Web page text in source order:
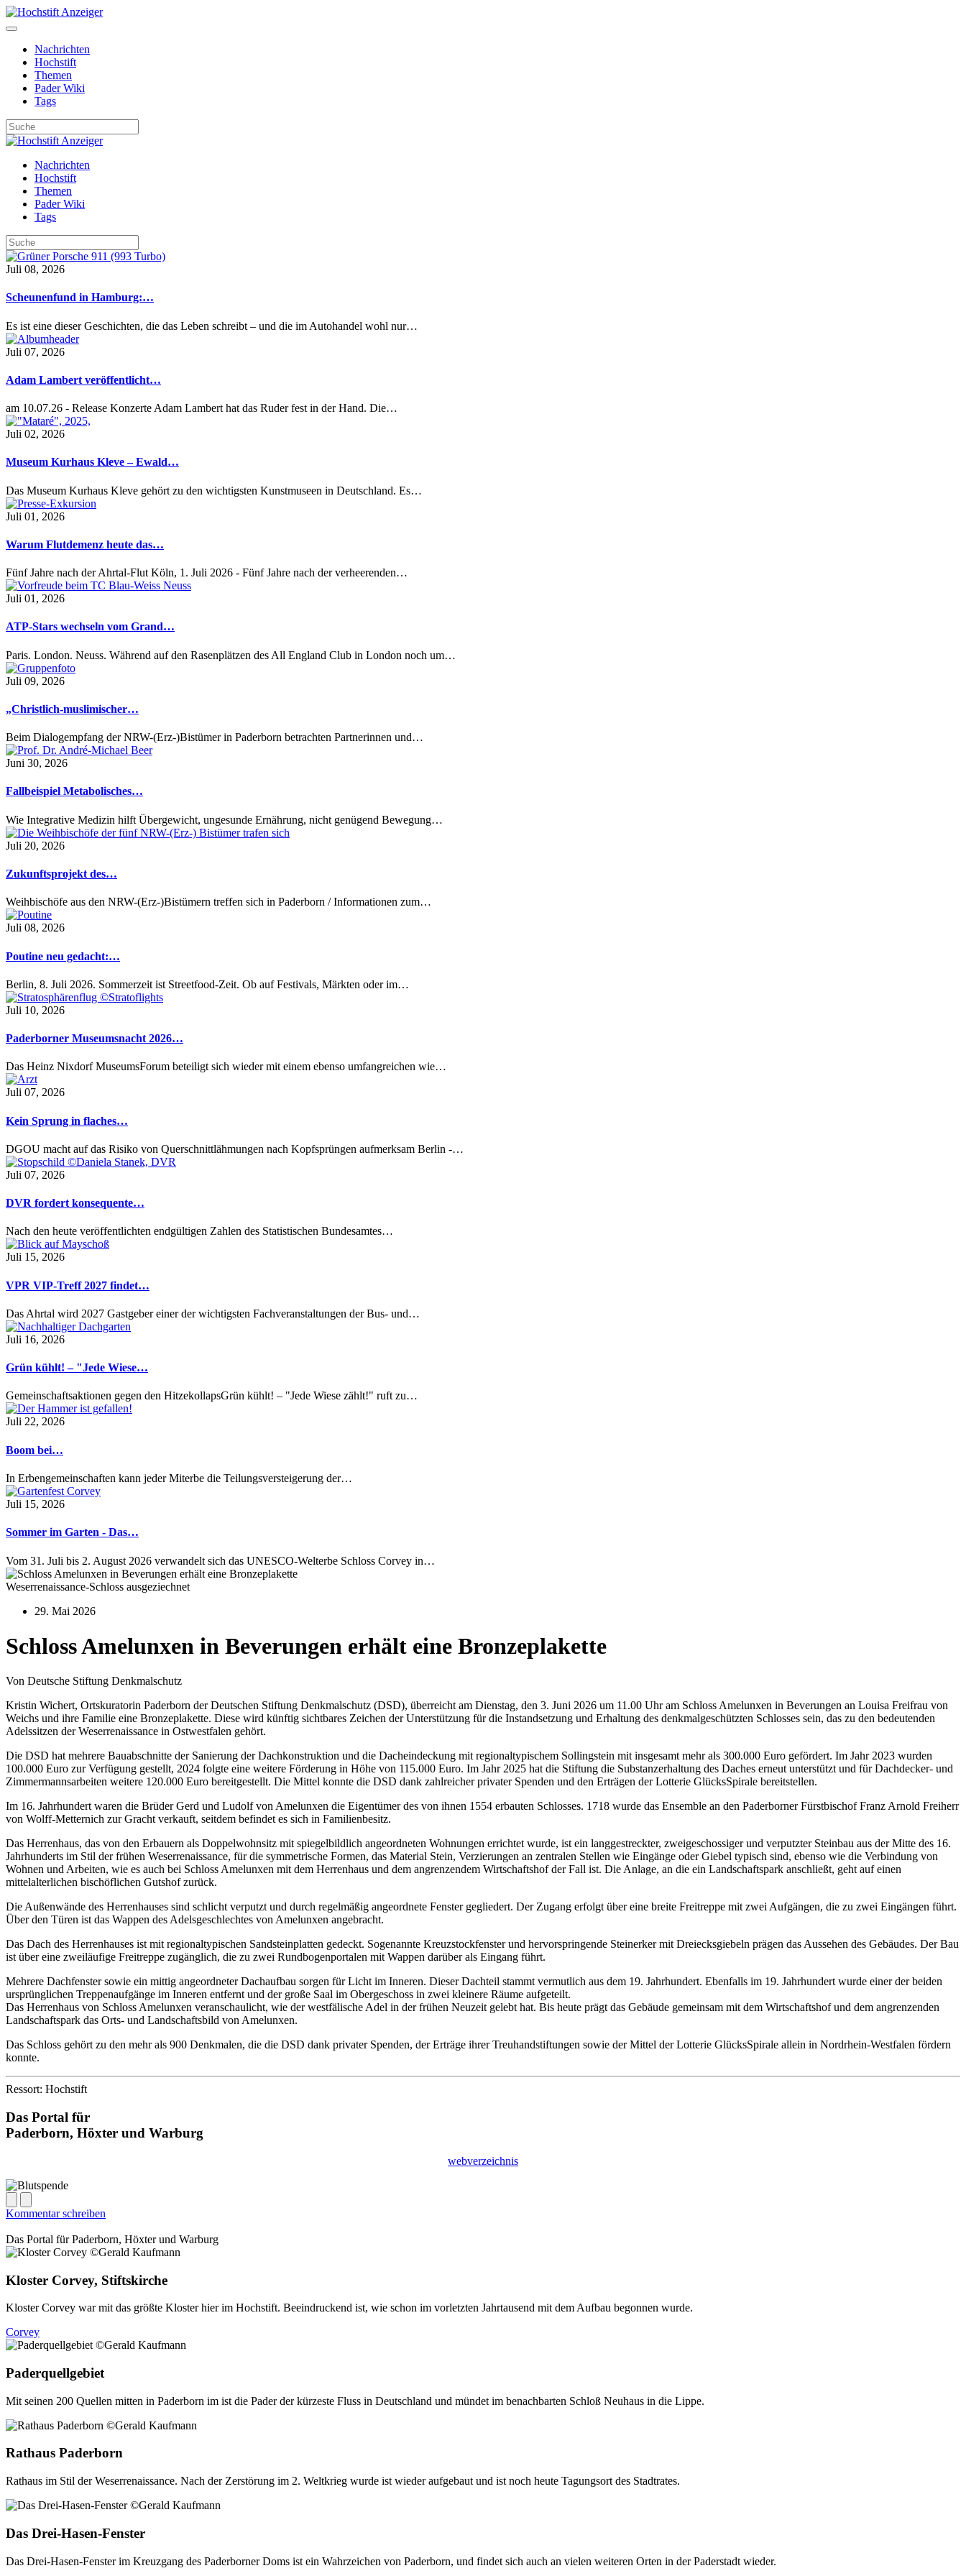
Nachrichten
Hochstift
Themen
Pader Wiki
Tags
Nachrichten
Hochstift
Themen
Pader Wiki
Tags
Juli 08, 2026
Scheunenfund in Hamburg:…
Es ist eine dieser Geschichten, die das Leben schreibt – und die im Autohandel wohl nur…
Juli 07, 2026
Adam Lambert veröffentlicht…
am 10.07.26 - Release Konzerte Adam Lambert hat das Ruder fest in der Hand. Die…
Juli 02, 2026
Museum Kurhaus Kleve – Ewald…
Das Museum Kurhaus Kleve gehört zu den wichtigsten Kunstmuseen in Deutschland. Es…
Juli 01, 2026
Warum Flutdemenz heute das…
Fünf Jahre nach der Ahrtal-Flut Köln, 1. Juli 2026 - Fünf Jahre nach der verheerenden…
Juli 01, 2026
ATP-Stars wechseln vom Grand…
Paris. London. Neuss. Während auf den Rasenplätzen des All England Club in London noch um…
Juli 09, 2026
„Christlich-muslimischer…
Beim Dialogempfang der NRW-(Erz-)Bistümer in Paderborn betrachten Partnerinnen und…
Juni 30, 2026
Fallbeispiel Metabolisches…
Wie Integrative Medizin hilft Übergewicht, ungesunde Ernährung, nicht genügend Bewegung…
Juli 20, 2026
Zukunftsprojekt des…
Weihbischöfe aus den NRW-(Erz-)Bistümern treffen sich in Paderborn / Informationen zum…
Juli 08, 2026
Poutine neu gedacht:…
Berlin, 8. Juli 2026. Sommerzeit ist Streetfood-Zeit. Ob auf Festivals, Märkten oder im…
Juli 10, 2026
Paderborner Museumsnacht 2026…
Das Heinz Nixdorf MuseumsForum beteiligt sich wieder mit einem ebenso umfangreichen wie…
Juli 07, 2026
Kein Sprung in flaches…
DGOU macht auf das Risiko von Querschnittlähmungen nach Kopfsprüngen aufmerksam Berlin -…
Juli 07, 2026
DVR fordert konsequente…
Nach den heute veröffentlichten endgültigen Zahlen des Statistischen Bundesamtes…
Juli 15, 2026
VPR VIP-Treff 2027 findet…
Das Ahrtal wird 2027 Gastgeber einer der wichtigsten Fachveranstaltungen der Bus- und…
Juli 16, 2026
Grün kühlt! – "Jede Wiese…
Gemeinschaftsaktionen gegen den HitzekollapsGrün kühlt! – "Jede Wiese zählt!" ruft zu…
Juli 22, 2026
Boom bei…
In Erbengemeinschaften kann jeder Miterbe die Teilungsversteigerung der…
Juli 15, 2026
Sommer im Garten - Das…
Vom 31. Juli bis 2. August 2026 verwandelt sich das UNESCO-Welterbe Schloss Corvey in…
Weserrenaissance-Schloss ausgeziechnet
29. Mai 2026
Schloss Amelunxen in Beverungen erhält eine Bronzeplakette
Von Deutsche Stiftung Denkmalschutz
Kristin Wichert, Ortskuratorin Paderborn der Deutschen Stiftung Denkmalschutz (DSD), überreicht am Dienstag, den 3. Juni 2026 um 11.00 Uhr am Schloss Amelunxen in Beverungen an Louisa Freifrau von
Weichs und ihre Familie eine Bronzeplakette. Diese wird künftig sichtbares Zeichen der Unterstützung für die Instandsetzung und Erhaltung des denkmalgeschützten Schlosses sein, das zu den bedeutenden
Adelssitzen der Weserrenaissance in Ostwestfalen gehört.
Die DSD hat mehrere Bauabschnitte der Sanierung der Dachkonstruktion und die Dacheindeckung mit regionaltypischem Sollingstein mit insgesamt mehr als 300.000 Euro gefördert. Im Jahr 2023 wurden
100.000 Euro zur Verfügung gestellt, 2024 folgte eine weitere Förderung in Höhe von 115.000 Euro. Im Jahr 2025 hat die Stiftung die Substanzerhaltung des Daches erneut unterstützt und für Dachdecker- und
Zimmermannsarbeiten weitere 120.000 Euro bereitgestellt. Die Mittel konnte die DSD dank zahlreicher privater Spenden und den Erträgen der Lotterie GlücksSpirale bereitstellen.
Im 16. Jahrhundert waren die Brüder Gerd und Ludolf von Amelunxen die Eigentümer des von ihnen 1554 erbauten Schlosses. 1718 wurde das Ensemble an den Paderborner Fürstbischof Franz Arnold Freiherr
von Wolff-Metternich zur Gracht verkauft, seitdem befindet es sich in Familienbesitz.
Das Herrenhaus, das von den Erbauern als Doppelwohnsitz mit spiegelbildlich angeordneten Wohnungen errichtet wurde, ist ein langgestreckter, zweigeschossiger und verputzter Steinbau aus der Mitte des 16.
Jahrhunderts im Stil der frühen Weserrenaissance, für die symmetrische Formen, das Material Stein, Verzierungen an zentralen Stellen wie Eingänge oder Giebel typisch sind, ebenso wie die Verbindung von
Wohnen und Arbeiten, wie es auch bei Schloss Amelunxen mit dem Herrenhaus und dem angrenzendem Wirtschaftshof der Fall ist. Die Anlage, an die ein Landschaftspark anschließt, geht auf einen
mittelalterlichen bischöflichen Gutshof zurück.
Die Außenwände des Herrenhauses sind schlicht verputzt und durch regelmäßig angeordnete Fenster gegliedert. Der Zugang erfolgt über eine breite Freitreppe mit zwei Aufgängen, die zu zwei Eingängen führt.
Über den Türen ist das Wappen des Adelsgeschlechtes von Amelunxen angebracht.
Das Dach des Herrenhauses ist mit regionaltypischen Sandsteinplatten gedeckt. Sogenannte Kreuzstockfenster und hervorspringende Steinerker mit Dreiecksgiebeln prägen das Aussehen des Gebäudes. Der Bau
ist über eine zweiläufige Freitreppe zugänglich, die zu zwei Rundbogenportalen mit Wappen darüber als Eingang führt.
Mehrere Dachfenster sowie ein mittig angeordneter Dachaufbau sorgen für Licht im Inneren. Dieser Dachteil stammt vermutlich aus dem 19. Jahrhundert. Ebenfalls im 19. Jahrhundert wurde einer der beiden
ursprünglichen Treppenaufgänge im Inneren entfernt und der große Saal im Obergeschoss in zwei kleinere Räume aufgeteilt.
Das Herrenhaus von Schloss Amelunxen veranschaulicht, wie der westfälische Adel in der frühen Neuzeit gelebt hat. Bis heute prägt das Gebäude gemeinsam mit dem Wirtschaftshof und dem angrenzenden
Landschaftspark das Orts- und Landschaftsbild von Amelunxen.
Das Schloss gehört zu den mehr als 900 Denkmalen, die die DSD dank privater Spenden, der Erträge ihrer Treuhandstiftungen sowie der Mittel der Lotterie GlücksSpirale allein in Nordrhein-Westfalen fördern
konnte.
Ressort: Hochstift
Das Portal für
Paderborn, Höxter und Warburg
webverzeichnis
Kommentar schreiben
Das Portal fürPaderborn, Höxterund Warburg
Kloster Corvey, Stiftskirche
Kloster Corvey war mit das größte Kloster hier im Hochstift. Beeindruckend ist, wie schon im vorletzten Jahrtausend mit dem Aufbau begonnen wurde.
Corvey
Paderquellgebiet
Mit seinen 200 Quellen mitten in Paderborn im ist die Pader der kürzeste Fluss in Deutschland und mündet im benachbarten Schloß Neuhaus in die Lippe.
Rathaus Paderborn
Rathaus im Stil der Weserrenaissance. Nach der Zerstörung im 2. Weltkrieg wurde ist wieder aufgebaut und ist noch heute Tagungsort des Stadtrates.
Das Drei-Hasen-Fenster
Das Drei-Hasen-Fenster im Kreuzgang des Paderborner Doms ist ein Wahrzeichen von Paderborn, und findet sich auch an vielen weiteren Orten in der Paderstadt wieder.